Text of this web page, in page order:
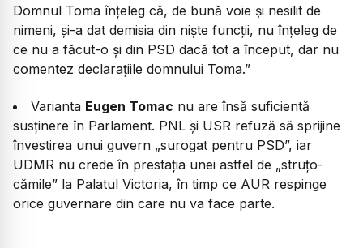
Domnul Toma înțeleg că, de bună voie și nesilit de
nimeni, și-a dat demisia din niște funcții, nu înțeleg de
ce nu a făcut-o și din PSD dacă tot a început, dar nu
comentez declarațiile domnului Toma.”
Varianta Eugen Tomac nu are însă suficientă
susținere în Parlament. PNL și USR refuză să sprijine
învestirea unui guvern „surogat pentru PSD”, iar
UDMR nu crede în prestația unei astfel de „struțo-
cămile” la Palatul Victoria, în timp ce AUR respinge
orice guvernare din care nu va face parte.